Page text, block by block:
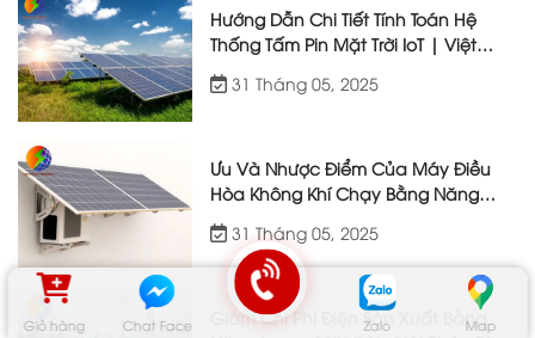
Giỏ hàng Chat Face Zalo Map
Hướng Dẫn Chi Tiết Tính Toán Hệ
Thống Tấm Pin Mặt Trời IoT | Việt
Nhật Energy
31 Tháng 05, 2025
Ưu Và Nhược Điểm Của Máy Điều
Hòa Không Khí Chạy Bằng Năng
31 Tháng 05, 2025
Giảm Chi Phí Điện Sản Xuất Bằng